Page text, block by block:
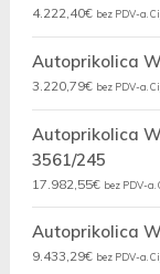
4.222,40€ bez PDV-a.
Autoprikolica
3.220,79€ bez PDV-a.
Autoprikolica
3561/245
17.982,55€ bez PDV-a.
Autoprikolica
9.433,29€ bez PDV-a.